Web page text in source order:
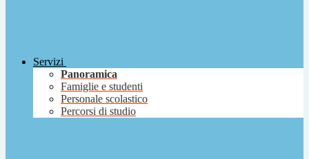
Servizi
Panoramica
Famiglie e studenti
Personale scolastico
Percorsi di studio